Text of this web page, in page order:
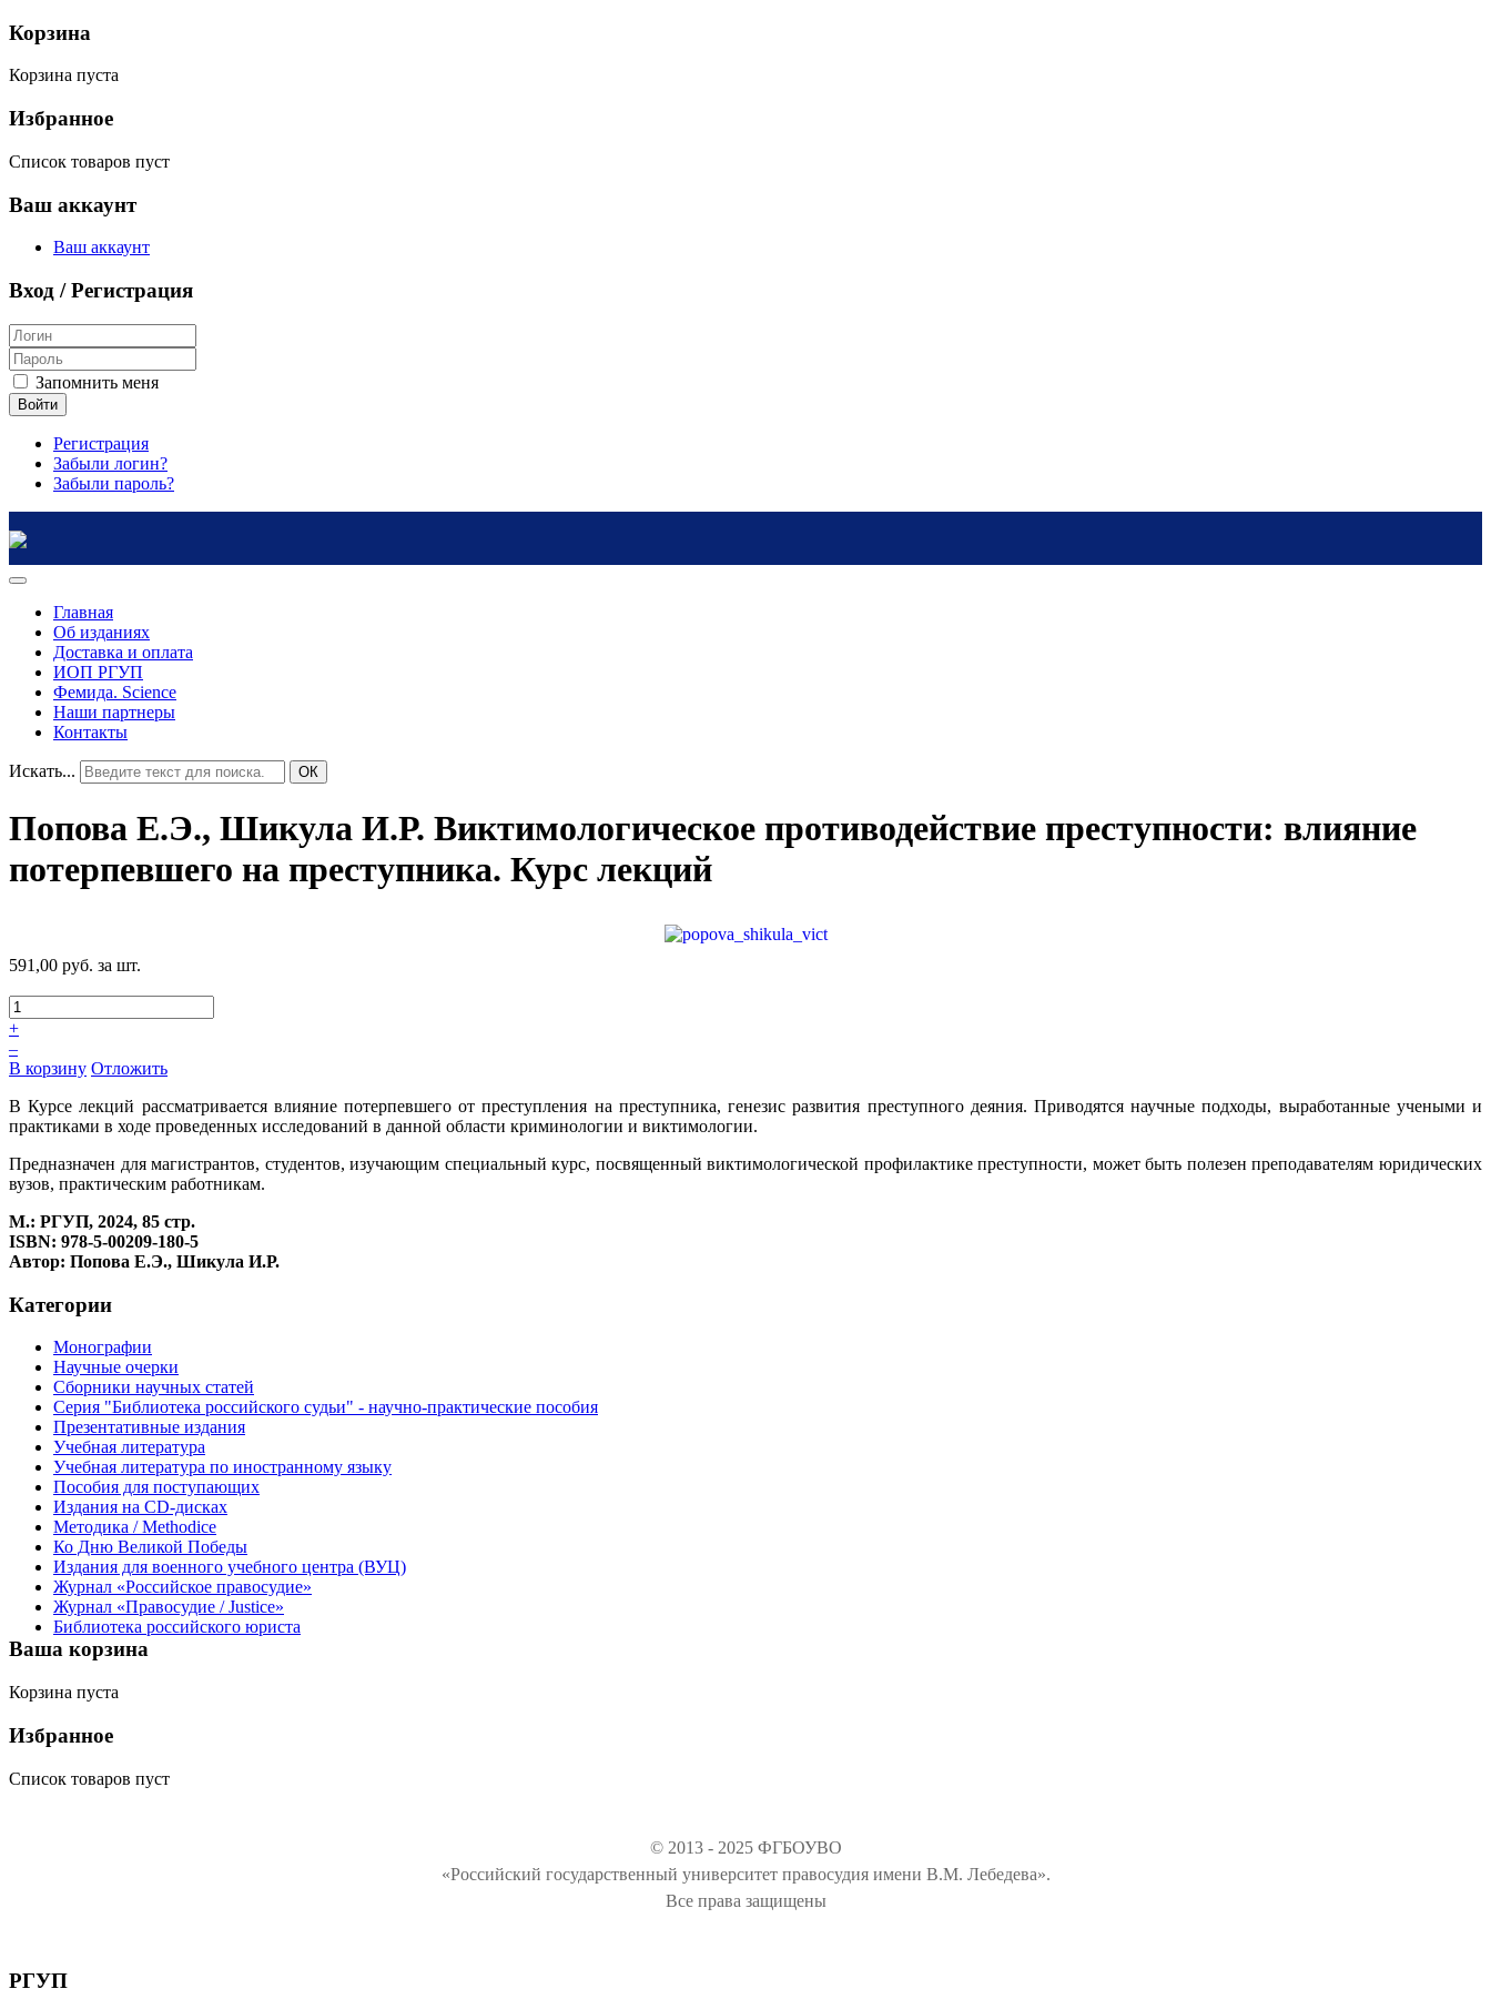
Корзина
Корзина пуста
Избранное
Список товаров пуст
Ваш аккаунт
Ваш аккаунт
Вход / Регистрация
Запомнить меня
Войти
Регистрация
Забыли логин?
Забыли пароль?
Главная
Об изданиях
Доставка и оплата
ИОП РГУП
Фемида. Science
Наши партнеры
Контакты
Искать... ОК
Попова Е.Э., Шикула И.Р. Виктимологическое противодействие преступности: влияние
потерпевшего на преступника. Курс лекций
591,00 руб. за шт.
+
–
В корзину Отложить
В Курсе лекций рассматривается влияние потерпевшего от преступления на преступника, генезис развития преступного деяния. Приводятся научные подходы, выработанные учеными и
практиками в ходе проведенных исследований в данной области криминологии и виктимологии.
Предназначен для магистрантов, студентов, изучающим специальный курс, посвященный виктимологической профилактике преступности, может быть полезен преподавателям юридических
вузов, практическим работникам.
М.: РГУП, 2024, 85 стр.
ISBN: 978-5-00209-180-5
Автор: Попова Е.Э., Шикула И.Р.
Категории
Монографии
Научные очерки
Сборники научных статей
Серия "Библиотека российского судьи" - научно-практические пособия
Презентативные издания
Учебная литература
Учебная литература по иностранному языку
Пособия для поступающих
Издания на CD-дисках
Методика / Methodice
Ко Дню Великой Победы
Издания для военного учебного центра (ВУЦ)
Журнал «Российское правосудие»
Журнал «Правосудие / Justice»
Библиотека российского юриста
Ваша корзина
Корзина пуста
Избранное
Список товаров пуст
© 2013 - 2025 ФГБОУВО
«Российский государственный университет правосудия имени В.М. Лебедева».
Все права защищены
РГУП